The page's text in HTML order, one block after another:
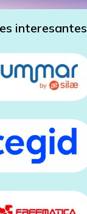
interesantes